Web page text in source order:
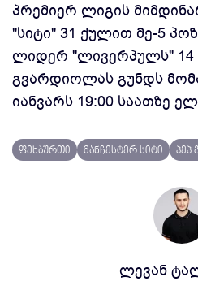
პრემიერ ლიგის
"სიტი" 31 ქულით მე-5
ლიდერ "ლივერპულს" 14
გვარდიოლას გუნდს
იანვარს 19:00 საათზე
ფეხბურთი მანჩესტერ სიტი პეპ
ლევან